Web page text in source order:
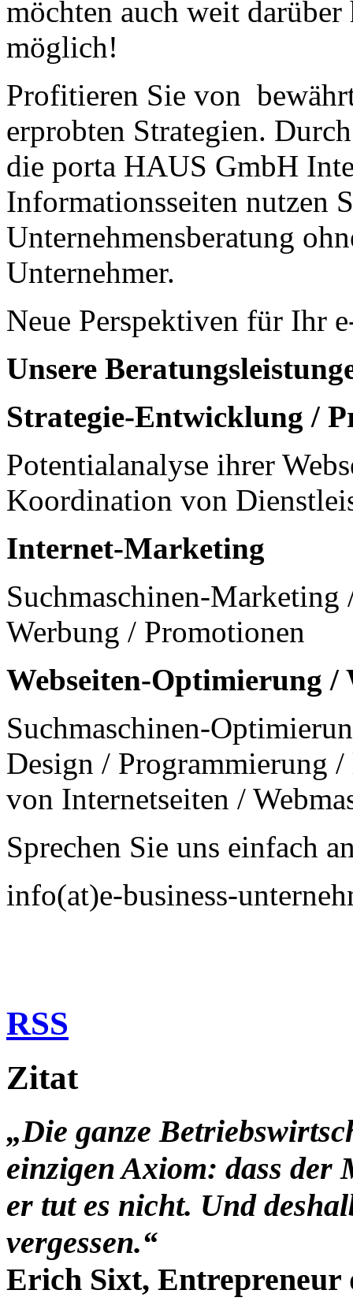
möchten auch weit
möglich!
Profitieren Sie von
erprobten Strategien.
die porta HAUS GmbH
Informationsseiten nutzen
Unternehmensberatung
Unternehmer.
Neue Perspektiven für Ihr
Unsere
Strategie-Entwicklung /
Potentialanalyse ihrer
Koordination von
Internet-Marketing
Suchmaschinen-
Werbung / Promotionen
Webseiten-Optimierung /
Suchmaschinen-
Design / Programmierung
von Internetseiten /
Sprechen Sie uns einfach
info(at)e-business-
RSS
Zitat
„Die ganze
einzigen Axiom: dass der
er tut es nicht. Und
vergessen.“
Erich Sixt, Entrepreneur